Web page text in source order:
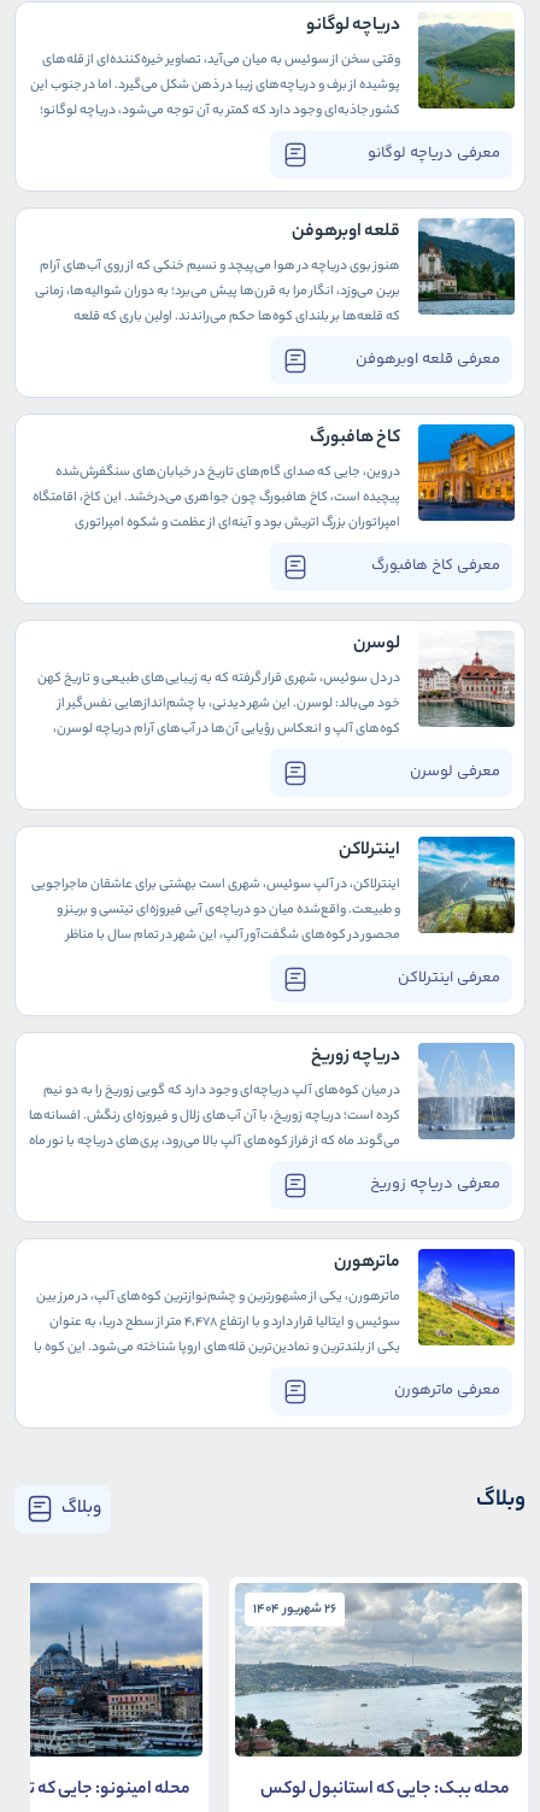
دریاچه لوگانو
معرفی دریاچه لوگانو
وقتی سخن از سوئیس به میان می‌آید، تصاویر خیره‌کننده‌ای از قله‌های
پوشیده از برف و دریاچه‌های زیبا در ذهن شکل می‌گیرد. اما در جنوب این
کشور جاذبه‌ای وجود دارد که کمتر به آن توجه می‌شود، دریاچه لوگانو؛
همچون نقاشی‌ای طبیعی به نظر می‌رسد. در اینجا می‌خواهیم به شما
نشان دهیم چرا دریاچه لوگانو مقصدی استثنایی برای تجربه‌ای
آرامش‌بخش و دل‌انگیز است.
قلعه اوبرهوفن
معرفی قلعه اوبرهوفن
هنوز بوی دریاچه در هوا می‌پیچد و نسیم خنکی که از روی آب‌های آرام
برین می‌وزد، انگار مرا به قرن‌ها پیش می‌برد؛ به دوران شوالیه‌ها، زمانی
که قلعه‌ها بر بلندای کوه‌ها حکم می‌راندند. اولین باری که قلعه
استوار و خاموش، همچون نگهبانی خستگی‌ناپذیر که قرن‌هاست بر
ساحل دریاچه ایستاده است، شاهدی بر تاریخ و روزگارانی پر از رمز و راز.
کاخ هافبورگ
معرفی کاخ هافبورگ
در وین، جایی که صدای گام‌های تاریخ در خیابان‌های سنگفرش‌شده
پیچیده است، کاخ هافبورگ چون جواهری می‌درخشد. این کاخ، اقامتگاه
امپراتوران بزرگ اتریش بود و آینه‌ای از عظمت و شکوه امپراتوری
نهفته است. دیوارهای هافبورگ، هنوز هم نجواگر خاطراتی از
مراسم‌های باشکوه سلطنتی و تصمیمات تاریخی‌اند که مسیر اروپا را
تغییر دادند.
لوسرن
معرفی لوسرن
در دل سوئیس، شهری قرار گرفته که به زیبایی‌های طبیعی و تاریخ کهن
خود می‌بالد: لوسرن. این شهر دیدنی، با چشم‌اندازهایی نفس‌گیر از
کوه‌های آلپ و انعکاس رؤیایی آن‌ها در آب‌های آرام دریاچه لوسرن،
تندیس‌های باوقار این شهر، قصه‌هایی از دوران گذشته را برای هر
رهگذری زمزمه می‌کنند.
اینترلاکن
معرفی اینترلاکن
اینترلاکن، در آلپ سوئیس، شهری است بهشتی برای عاشقان ماجراجویی
و طبیعت. واقع‌شده میان دو دریاچه‌ی آبی فیروزه‌ای تیتسی و برینز و
محصور در کوه‌های شگفت‌آور آلپ، این شهر در تمام سال با مناظر
جدیدی از تجربه‌ها می‌برد.
دریاچه زوریخ
معرفی دریاچه زوریخ
در میان کوه‌های آلپ دریاچه‌ای وجود دارد که گویی زوریخ را به دو نیم
کرده است؛ دریاچه زوریخ، با آن آب‌های زلال و فیروزه‌ای رنگش. افسانه‌ها
می‌‌گوند ماه که از فراز کوه‌های آلپ بالا می‌رود، پری‌های دریاچه با نور ماه
زوریخ تجربه کنی. چه فرصت عجیبی است برای اینکه دور از ازدحام شهر
خودت را گم و دوباره پیدا کنی.
ماترهورن
معرفی ماترهورن
ماترهورن، یکی از مشهورترین و چشم‌نوازترین کوه‌های آلپ، در مرز بین
سوئیس و ایتالیا قرار دارد و با ارتفاع ۴٬۴۷۸ متر از سطح دریا، به عنوان
یکی از بلندترین و نمادین‌ترین قله‌های اروپا شناخته می‌شود. این کوه با
به خود جذب می‌کند. ماترهورن نه تنها به خاطر زیبایی طبیعی خود
شهرت دارد، بلکه به دلیل چالش‌های فنی و سختی‌های کوهنوردی آن، به
وبلاگ وبلاگ
26 شهریور 1404
محله ببک: جایی که استانبول لوکس
محله امینونو: جایی که